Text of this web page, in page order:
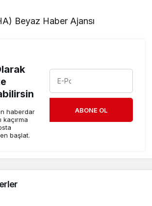
Beyaz Haber Ajansı
haberdar
kaçırma
başlat.
ABONE OL